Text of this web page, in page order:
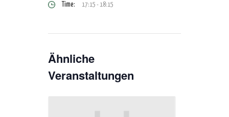
Time: 17:15 - 18:15
Ähnliche
Veranstaltungen